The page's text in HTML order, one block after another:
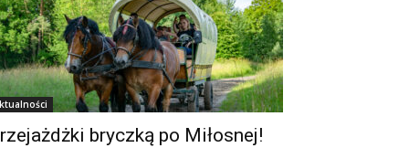
bryczką po Miłosnej!